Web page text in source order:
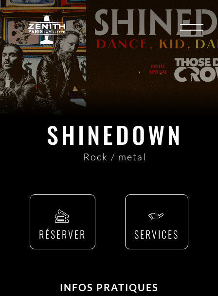
SHINEDOWN
Rock / metal
RÉSERVER SERVICES
INFOS PRATIQUES